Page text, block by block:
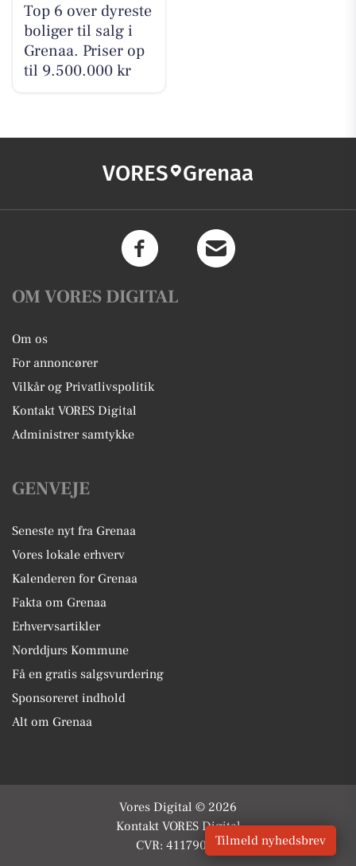
Top 6 over dyreste
boliger til salg i
Grenaa. Priser op
til 9.500.000 kr
VORES Grenaa
OM VORES DIGITAL
Om os
For annoncører
Vilkår og Privatlivspolitik
Kontakt VORES Digital
Administrer samtykke
GENVEJE
Seneste nyt fra Grenaa
Vores lokale erhverv
Kalenderen for Grenaa
Fakta om Grenaa
Erhvervsartikler
Norddjurs Kommune
Få en gratis salgsvurdering
Sponsoreret indhold
Alt om Grenaa
Vores Digital © 2026
Kontakt VORES Digital
CVR: 41179082Tilmeld nyhedsbrev